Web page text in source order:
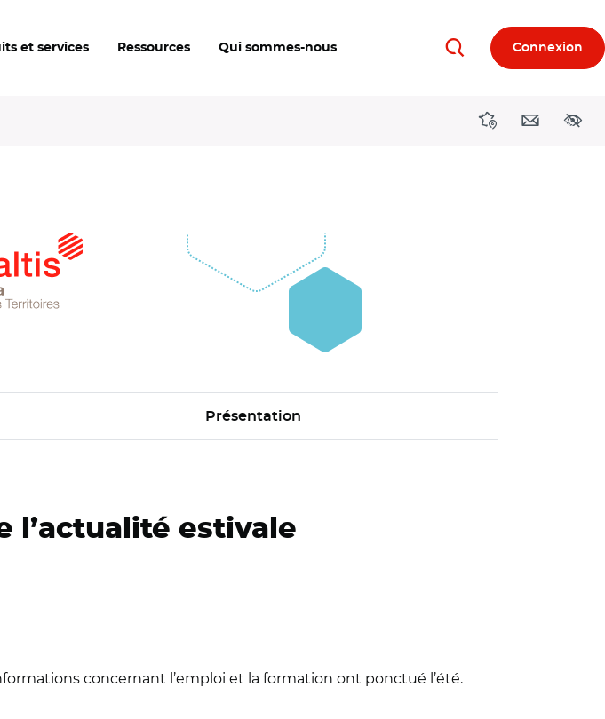
et services Ressources Qui sommes-nous RechercherConnexion
DirectionsContact
Présentation
l’actualité estivale
concernant l’emploi et la formation ont ponctué l’été.